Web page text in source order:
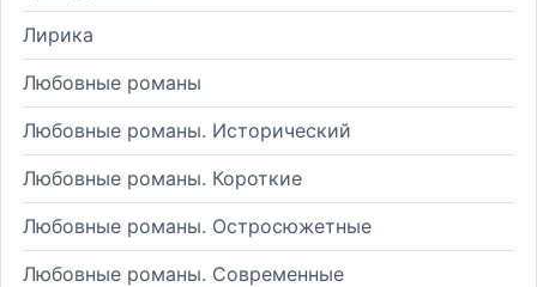
Лирика
Любовные романы
Любовные романы. Исторический
Любовные романы. Короткие
Любовные романы. Остросюжетные
Любовные романы. Современные